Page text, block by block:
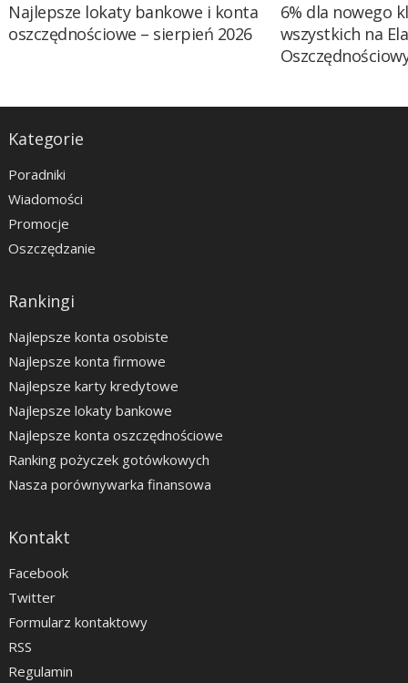
Najlepsze lokaty bankowe i konta
oszczędnościowe – sierpień 2026
6% dla nowego
wszystkich na
Kategorie
Poradniki
Wiadomości
Promocje
Oszczędzanie
Rankingi
Najlepsze konta osobiste
Najlepsze konta firmowe
Najlepsze karty kredytowe
Najlepsze lokaty bankowe
Najlepsze konta oszczędnościowe
Ranking pożyczek gotówkowych
Nasza porównywarka finansowa
Kontakt
Facebook
Twitter
Formularz kontaktowy
RSS
Regulamin